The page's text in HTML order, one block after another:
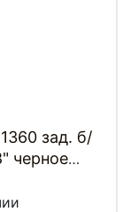
зад. б/
черное